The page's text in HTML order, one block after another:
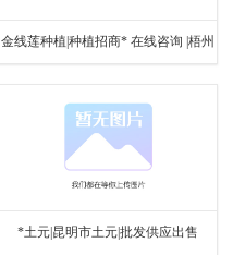
金线莲种植|种植招商* 在线咨询 |梧州
*土元|昆明市土元|批发供应出售